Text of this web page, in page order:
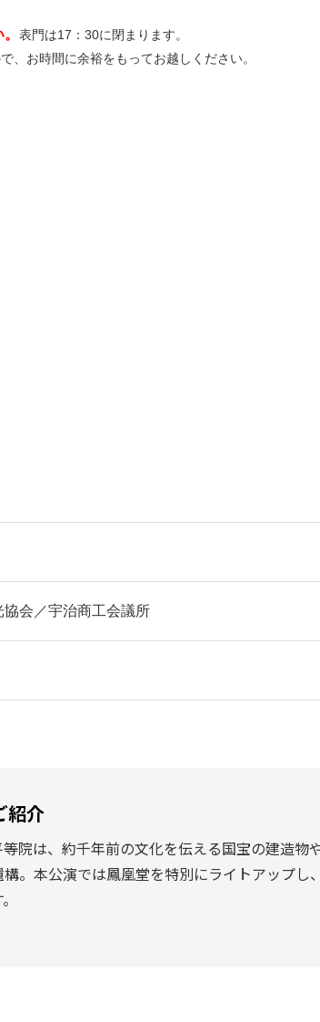
表門は17：30に閉まります。
、お時間に余裕をもってお越しください。
会／宇治商工会議所
紹介
院は、約千年前の文化を伝える国宝の建造物
。本公演では鳳凰堂を特別にライトアップし